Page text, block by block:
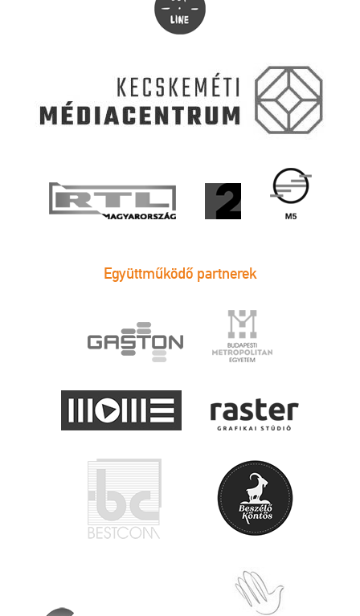
Együttműködő partnerek